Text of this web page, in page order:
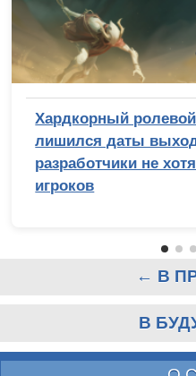
Хардкорный
лишился даты
разработчики не
игроков
← В
В